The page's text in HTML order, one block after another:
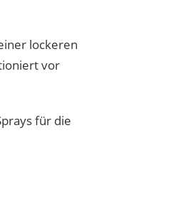
lockeren
vor
für die